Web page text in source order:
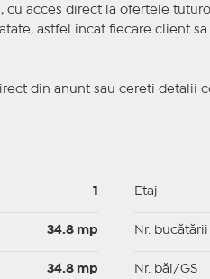
cu acces direct la ofertele
astfel incat fiecare client
din anunt sau cereti detalii
34.8 mp
34.8 mp
Etaj
Nr. bucătării
Nr. băi/GS